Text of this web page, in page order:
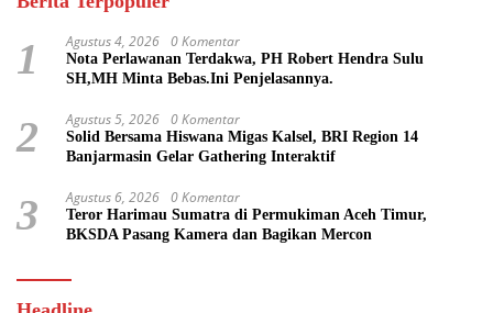
1 Agustus 4, 2026 0 Komentar
Nota Perlawanan Terdakwa, PH Robert Hendra Sulu
SH,MH Minta Bebas.Ini Penjelasannya.
2 Agustus 5, 2026 0 Komentar
Solid Bersama Hiswana Migas Kalsel, BRI Region 14
Banjarmasin Gelar Gathering Interaktif
3 Agustus 6, 2026 0 Komentar
Teror Harimau Sumatra di Permukiman Aceh Timur,
BKSDA Pasang Kamera dan Bagikan Mercon